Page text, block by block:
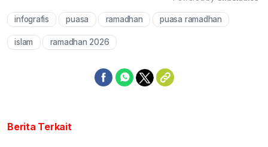
Mute
infografis puasa ramadhan puasa ramadhan
islam ramadhan 2026
Berita Terkait